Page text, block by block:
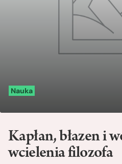
Nauka
Kapłan, błazen i
wcielenia filozofa